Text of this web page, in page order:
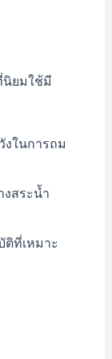
ยมใช้มี
งในการถม
สระน้ำ
ที่เหมาะ